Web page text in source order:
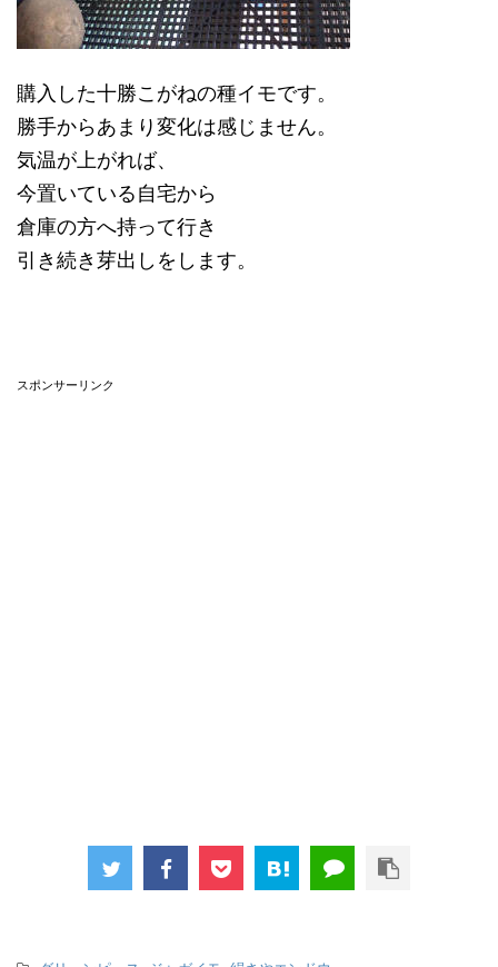
購入した十勝こがねの種イモです。
勝手からあまり変化は感じません。
気温が上がれば、
今置いている自宅から
倉庫の方へ持って行き
引き続き芽出しをします。
スポンサーリンク